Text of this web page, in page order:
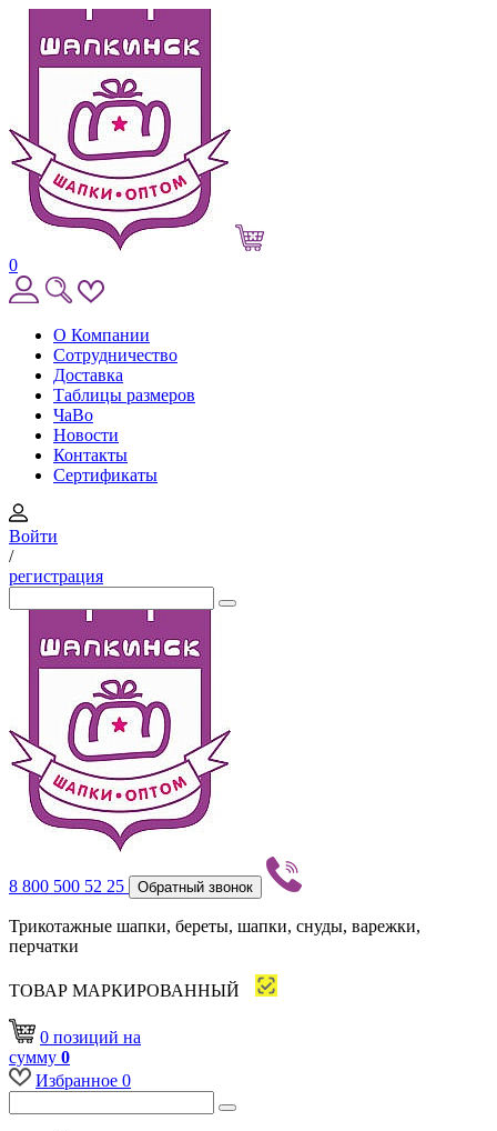
0
О Компании
Сотрудничество
Доставка
Таблицы размеров
ЧаВо
Новости
Контакты
Сертификаты
Войти
/
регистрация
8 800 500 52 25 Обратный звонок
Трикотажные шапки, береты, шапки, снуды, варежки,
перчатки
ТОВАР МАРКИРОВАННЫЙ
0 позиций на
сумму 0
Избранное 0